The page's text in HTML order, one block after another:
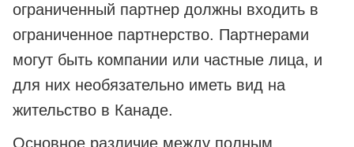
ограниченный партнер должны входить в
ограниченное партнерство. Партнерами
могут быть компании или частные лица, и
для них необязательно иметь вид на
жительство в Канаде.
Основное различие между полным